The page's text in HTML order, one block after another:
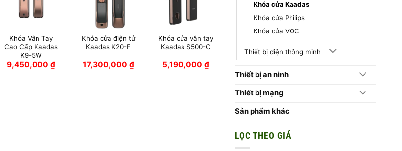
Khóa Vân Tay
Cao Cấp Kaadas
K9-5W
9,450,000 ₫
Khóa cửa điện tử
Kaadas K20-F
17,300,000 ₫
Khóa cửa vân tay
Kaadas S500-C
5,190,000₫
Khóa cửa Kaadas
Khóa cửa Philips
Khóa cửa VOC
Thiết bị điện thông minh
Thiết bị an ninh
Thiết bị mạng
Sản phẩm khác
LỌC THEO GIÁ